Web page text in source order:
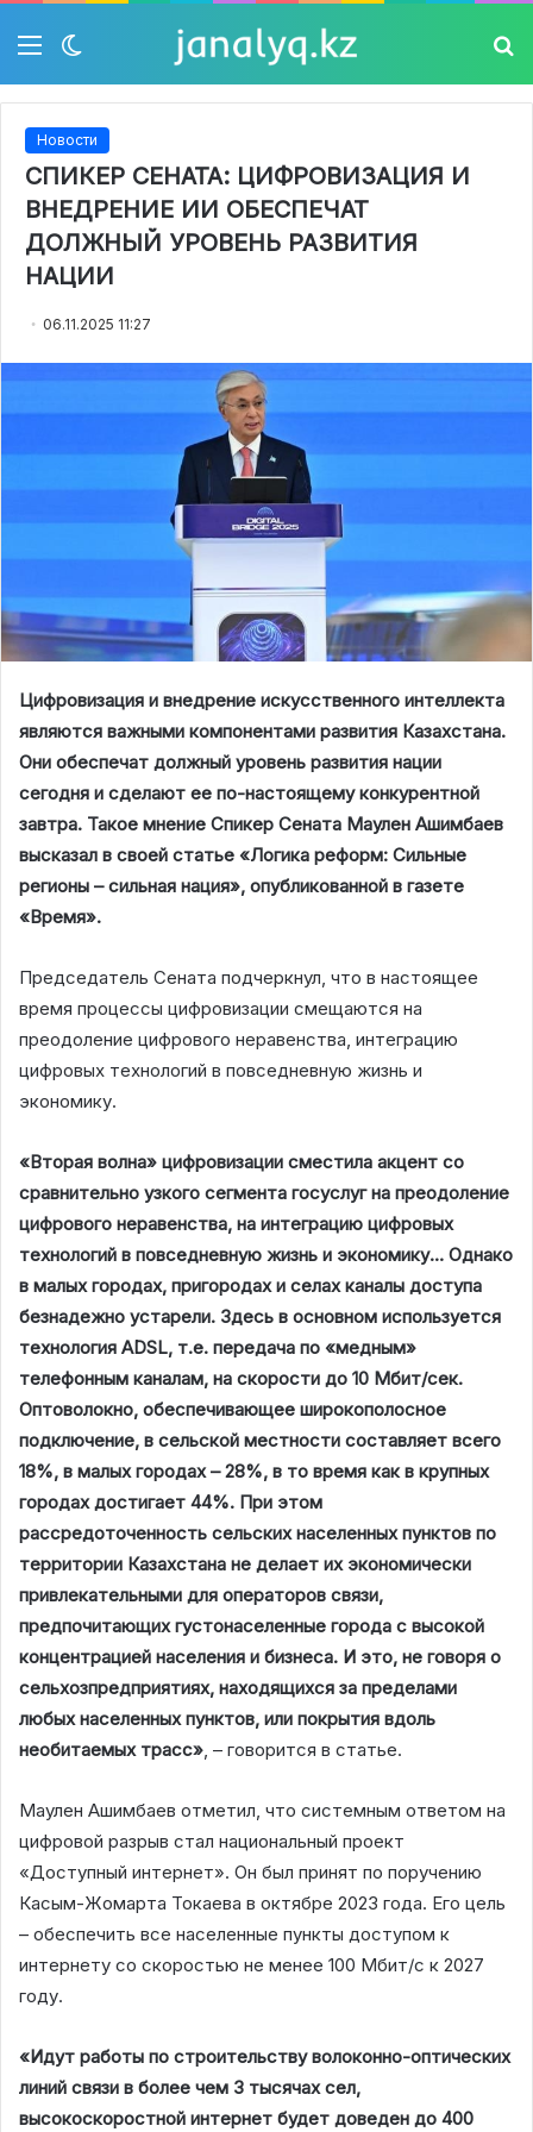
Мәзір
skin
Новости
СПИКЕР СЕНАТА: ЦИФРОВИЗАЦИЯ И
ВНЕДРЕНИЕ ИИ ОБЕСПЕЧАТ
ДОЛЖНЫЙ УРОВЕНЬ РАЗВИТИЯ
НАЦИИ
06.11.2025 11:27
Цифровизация и внедрение искусственного интеллекта
являются важными компонентами развития Казахстана.
Они обеспечат должный уровень развития нации
сегодня и сделают ее по-настоящему конкурентной
завтра. Такое мнение Спикер Сената Маулен Ашимбаев
высказал в своей статье «Логика реформ: Сильные
регионы – сильная нация», опубликованной в газете
«Время».
Председатель Сената подчеркнул, что в настоящее
время процессы цифровизации смещаются на
преодоление цифрового неравенства, интеграцию
цифровых технологий в повседневную жизнь и
экономику.
«Вторая волна» цифровизации сместила акцент со
сравнительно узкого сегмента госуслуг на преодоление
цифрового неравенства, на интеграцию цифровых
технологий в повседневную жизнь и экономику… Однако
в малых городах, пригородах и селах каналы доступа
безнадежно устарели. Здесь в основном используется
технология ADSL, т.е. передача по «медным»
телефонным каналам, на скорости до 10 Мбит/сек.
Оптоволокно, обеспечивающее широкополосное
подключение, в сельской местности составляет всего
18%, в малых городах – 28%, в то время как в крупных
городах достигает 44%. При этом
рассредоточенность сельских населенных пунктов по
территории Казахстана не делает их экономически
привлекательными для операторов связи,
предпочитающих густонаселенные города с высокой
концентрацией населения и бизнеса. И это, не говоря о
сельхозпредприятиях, находящихся за пределами
любых населенных пунктов, или покрытия вдоль
необитаемых трасс», – говорится в статье.
Маулен Ашимбаев отметил, что системным ответом на
цифровой разрыв стал национальный проект
«Доступный интернет». Он был принят по поручению
Касым-Жомарта Токаева в октябре 2023 года. Его цель
– обеспечить все населенные пункты доступом к
интернету со скоростью не менее 100 Мбит/с к 2027
году.
«Идут работы по строительству волоконно-оптических
линий связи в более чем 3 тысячах сел,
высокоскоростной интернет будет доведен до 400